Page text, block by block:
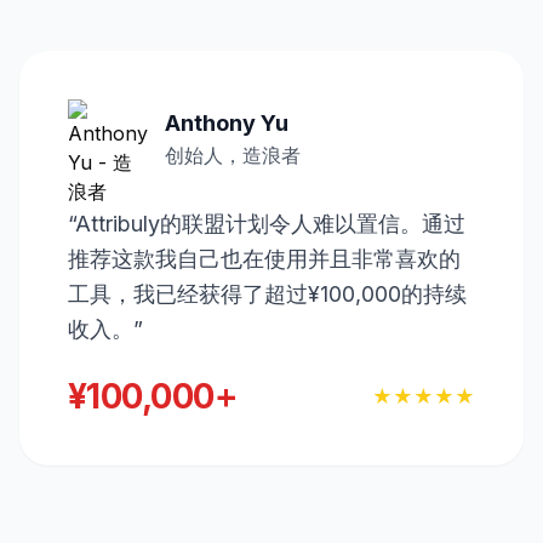
Anthony Yu
创始人，造浪者
“Attribuly的联盟计划令人难以置信。通过
推荐这款我自己也在使用并且非常喜欢的
工具，我已经获得了超过¥100,000的持续
收入。”
¥100,000+ ★★★★★